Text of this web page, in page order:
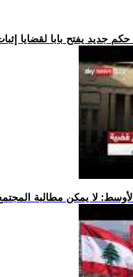
جديد يفتح بابا لقضايا
لا يمكن مطالبة